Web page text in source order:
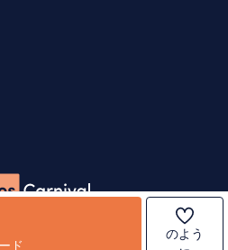
ド
のよう
テンプレートライセンス·ク
· プライバシーポリシー